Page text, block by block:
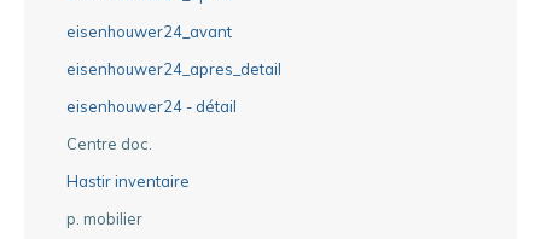
eisenhouwer24_avant
eisenhouwer24_apres_detail
eisenhouwer24 - détail
Centre doc.
Hastir inventaire
p. mobilier